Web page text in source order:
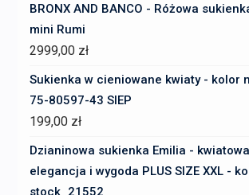
BRONX AND BANCO - Różowa
mini Rumi
2999,00 zł
Sukienka w cieniowane kwiaty - kolor
75-80597-43 SIEP
199,00 zł
Dzianinowa sukienka Emilia - kwiatowa
elegancja i wygoda PLUS SIZE XXL -
stock_21552